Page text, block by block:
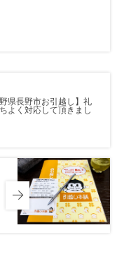
県長野市お引越し】礼
よく対応して頂きまし